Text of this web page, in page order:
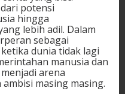
potensi
hingga
lebih adil. Dalam
sebagai
dunia tidak lagi
manusia dan
arena
masing masing.